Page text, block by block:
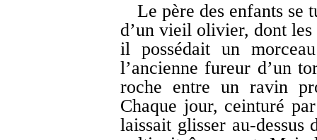
Le père des enfants se
d’un vieil olivier, dont les
il possédait un
l’ancienne fureur d’un
roche entre un ravin
Chaque jour, ceinturé
laissait glisser au-dessus